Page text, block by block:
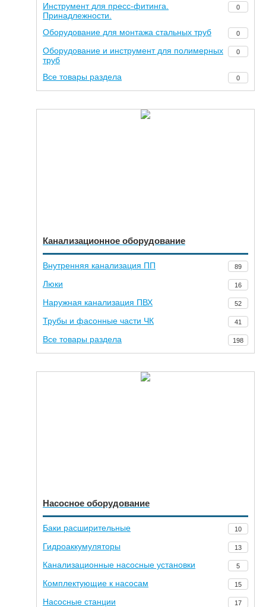
Инструмент для пресс-фитинга.
Принадлежности.
0
Оборудование для монтажа стальных труб 0
Оборудование и инструмент для полимерных
труб
0
Все товары раздела 0
Канализационное оборудование
Внутренняя канализация ПП 89
Люки 16
Наружная канализация ПВХ 52
Трубы и фасонные части ЧК 41
Все товары раздела 198
Насосное оборудование
Баки расширительные 10
Гидроаккумуляторы 13
Канализационные насосные установки 5
Комплектующие к насосам 15
Насосные станции 17